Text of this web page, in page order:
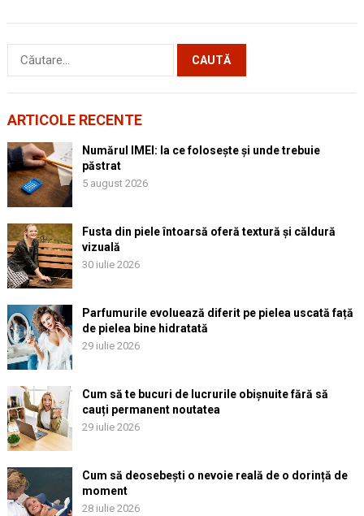
Caută
ARTICOLE RECENTE
Numărul IMEI: la ce folosește și unde trebuie
păstrat
5 august 2026
Fusta din piele întoarsă oferă textură și căldură
vizuală
30 iulie 2026
Parfumurile evoluează diferit pe pielea uscată față
de pielea bine hidratată
29 iulie 2026
Cum să te bucuri de lucrurile obișnuite fără să
cauți permanent noutatea
29 iulie 2026
Cum să deosebești o nevoie reală de o dorință de
moment
28 iulie 2026